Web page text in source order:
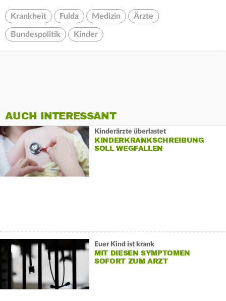
Krankheit Fulda Medizin Ärzte
Bundespolitik Kinder
AUCH INTERESSANT
Kinderärzte überlastet
KINDERKRANKSCHREIBUNG
SOLL WEGFALLEN
Euer Kind ist krank
MIT DIESEN SYMPTOMEN
SOFORT ZUM ARZT